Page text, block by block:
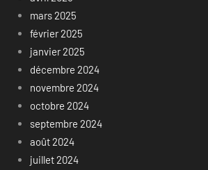
mars 2025
février 2025
janvier 2025
décembre 2024
novembre 2024
octobre 2024
septembre 2024
août 2024
juillet 2024